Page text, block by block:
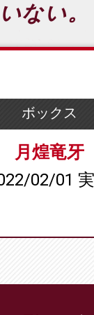
いない。
ボックス
月煌竜牙
02/01